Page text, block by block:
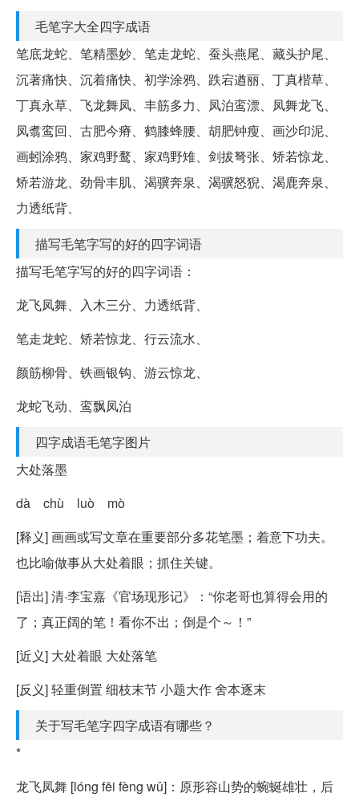
毛笔字大全四字成语
笔底龙蛇、笔精墨妙、笔走龙蛇、蚕头燕尾、藏头护尾、
沉著痛快、沉着痛快、初学涂鸦、跌宕遒丽、丁真楷草、
丁真永草、飞龙舞凤、丰筋多力、凤泊鸾漂、凤舞龙飞、
凤翥鸾回、古肥今瘠、鹤膝蜂腰、胡肥钟瘦、画沙印泥、
画蚓涂鸦、家鸡野鹜、家鸡野雉、剑拔弩张、矫若惊龙、
矫若游龙、劲骨丰肌、渴骥奔泉、渴骥怒猊、渴鹿奔泉、
力透纸背、
描写毛笔字写的好的四字词语
描写毛笔字写的好的四字词语：
龙飞凤舞、入木三分、力透纸背、
笔走龙蛇、矫若惊龙、行云流水、
颜筋柳骨、铁画银钩、游云惊龙、
龙蛇飞动、鸾飘凤泊
四字成语毛笔字图片
大处落墨
dà chù luò mò
[释义] 画画或写文章在重要部分多花笔墨；着意下功夫。
也比喻做事从大处着眼；抓住关键。
[语出] 清·李宝嘉《官场现形记》：“你老哥也算得会用的
了；真正阔的笔！看你不出；倒是个～！”
[近义] 大处着眼 大处落笔
[反义] 轻重倒置 细枝末节 小题大作 舍本逐末
关于写毛笔字四字成语有哪些？
*
龙飞凤舞 [lóng fēi fèng wǔ]：原形容山势的蜿蜒雄壮，后